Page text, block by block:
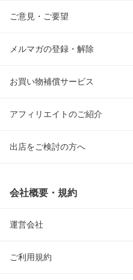
ご意見・ご要望
メルマガの登録・解除
お買い物補償サービス
アフィリエイトのご紹介
出店をご検討の方へ
会社概要・規約
運営会社
ご利用規約